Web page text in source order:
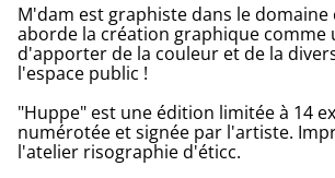
M'dam est graphiste dans le
aborde la création graphique
d'apporter de la couleur et de la
l'espace public !
"Huppe" est une édition limitée à 14
numérotée et signée par l'artiste.
l'atelier risographie d'éticc.